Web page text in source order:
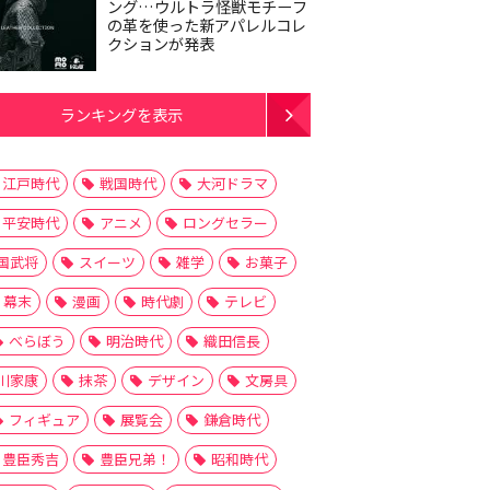
ング…ウルトラ怪獣モチーフ
の革を使った新アパレルコレ
クションが発表
ランキングを表示
江戸時代 戦国時代
大河ドラマ
平安時代
アニメ
ロングセラー
武将
スイーツ 雑学
お菓子
幕末
漫画 時代劇
テレビ
べらぼう
明治時代
織田信長
家康
抹茶 デザイン
文房具
フィギュア
展覧会
鎌倉時代
豊臣秀吉
豊臣兄弟！
昭和時代